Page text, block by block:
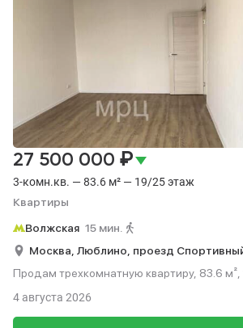
3-комн.кв. — 83.6 м² — 19/25 этаж
Квартиры
27 500 000 ₽
Волжская 15 мин.
Москва, Люблино, проезд
Продам трехкомнатную квартиру, 83.6
4 августа 2026